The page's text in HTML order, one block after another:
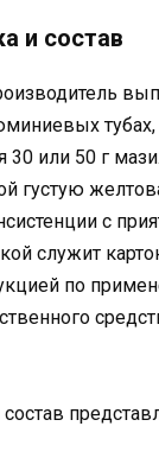
и состав
30 или 50 г
густую
с
служит
по